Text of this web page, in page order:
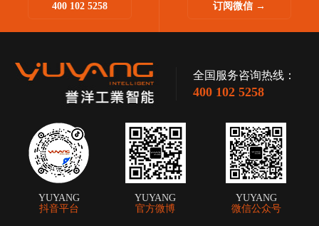
快速诊断和响应，助您售后无
400 102 5258 订阅微信 →
全国服务咨询热线：
400 102 5258
YUYANG
抖音平台
YUYANG
官方微博
YUYANG
微信公众号